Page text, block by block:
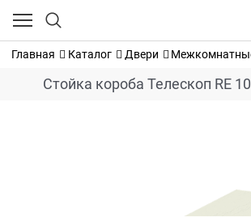
Главная Каталог Двери
Стойка короба Телескоп RE